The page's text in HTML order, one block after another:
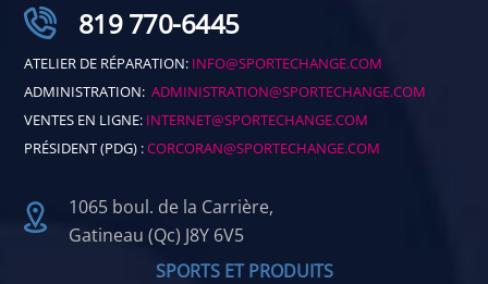
819 770-6445
ATELIER DE RÉPARATION: INFO@SPORTECHANGE.COM
ADMINISTRATION:ADMINISTRATION@SPORTECHANGE.COM
VENTES EN LIGNE: INTERNET@SPORTECHANGE.COM
PRÉSIDENT (PDG) :CORCORAN@SPORTECHANGE.COM
1065 boul. de la Carrière,
Gatineau (Qc) J8Y 6V5
SPORTS ET PRODUITS